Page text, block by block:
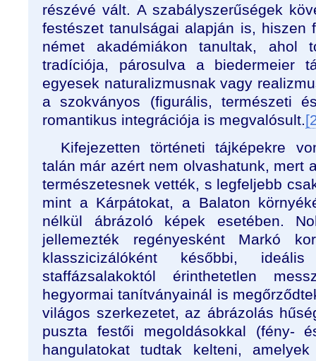
részévé vált. A szabályszerűségek
festészet tanulságai alapján is, hiszen
német akadémiákon tanultak,
tradíciója, párosulva a biedermeier
egyesek naturalizmusnak vagy
a szokványos (figurális, természeti
romantikus integrációja is megvalósult.
Kifejezetten történeti tájképekre
talán már azért nem olvashatunk, mert
természetesnek vették, s legfeljebb
mint a Kárpátokat, a Balaton
nélkül ábrázoló képek esetében.
jellemezték regényesként Markó
klasszicizálóként későbbi,
staffázsalakoktól érinthetetlen
hegyormai tanítványainál is
világos szerkezetet, az ábrázolás
puszta festői megoldásokkal (fény-
hangulatokat tudtak kelteni,